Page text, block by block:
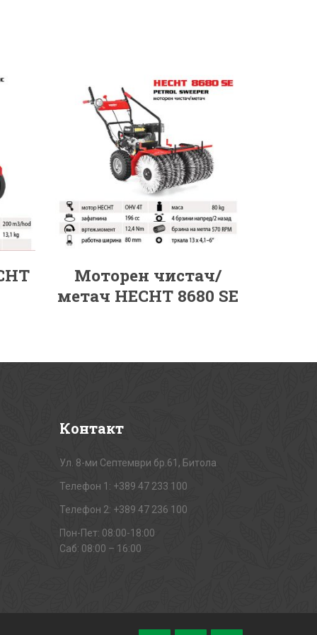
Моторен чистач/
метач HECHT 8680 SE
Контакт
Ул. 8-ми Септември бр.61, Битола
Телефон 1: +389 47 233 100
Телефон 2: +389 47 236 100
Пон-Пет: 08:00-18:00
Саб: 08:00 – 16:00